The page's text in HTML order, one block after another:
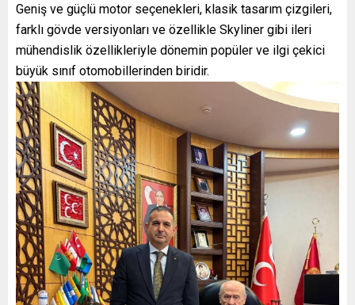
Geniş ve güçlü motor seçenekleri, klasik tasarım çizgileri,
farklı gövde versiyonları ve özellikle Skyliner gibi ileri
mühendislik özellikleriyle dönemin popüler ve ilgi çekici
büyük sınıf otomobillerinden biridir.